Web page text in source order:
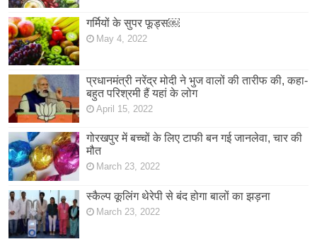
गर्मियों के सुपर फूड्स￼
May 4, 2022
प्रधानमंत्री नरेंद्र मोदी ने भुज वालों की तारीफ की, कहा-
बहुत परिश्रमी हैं यहां के लोग
April 15, 2022
गोरखपुर में बच्चों के लिए टाफी बन गई जानलेवा, चार की
मौत
March 23, 2022
स्कैल्प कूलिंग थेरेपी से बंद होगा बालों का झड़ना
March 23, 2022